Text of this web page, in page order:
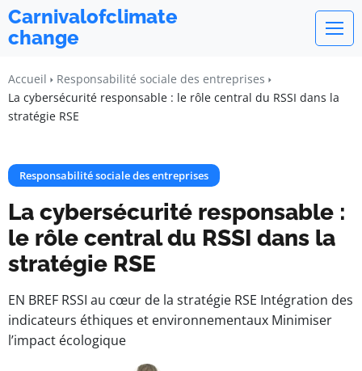
Carnivalofclimate
change
Accueil
Responsabilité sociale des entreprises
La cybersécurité responsable : le rôle central du RSSI dans la
stratégie RSE
Responsabilité sociale des entreprises
La cybersécurité responsable :
le rôle central du RSSI dans la
stratégie RSE
EN BREF RSSI au cœur de la stratégie RSE Intégration des
indicateurs éthiques et environnementaux Minimiser
l’impact écologique